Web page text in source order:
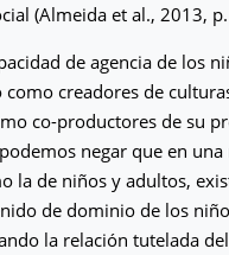
(Almeida et al., 2013,
de agencia de los
creadores de
co-productores de su
negar que en una
la de niños y adultos,
de dominio de los
la relación tutelada